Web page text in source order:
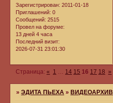
Зарегистрирован: 2011-01-18
Приглашений: 0
Сообщений: 2515
Провел на форуме:
13 дней 4 часа
Последний визит:
2026-07-31 23:01:30
Страница:« 1 … 14 15 16 17 18 »
»ЭДИТА ПЬЕХА »ВИДЕОАРХИВ